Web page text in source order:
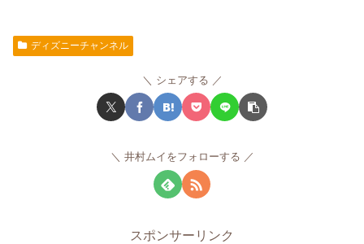
ディズニーチャンネル
シェアする
井村ムイをフォローする
スポンサーリンク